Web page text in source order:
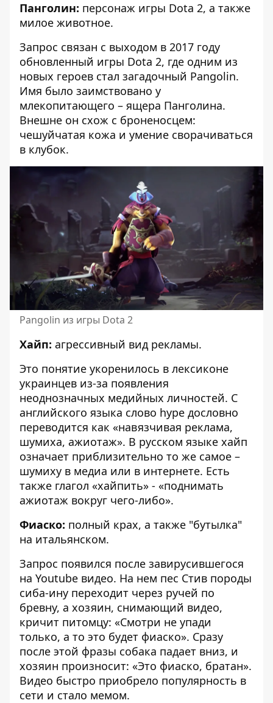
Панголин: персонаж игры Dota 2, а также
милое животное.
Запрос связан с выходом в 2017 году
обновленный игры Dota 2, где одним из
новых героев стал загадочный Pangolin.
Имя было заимствовано у
млекопитающего – ящера Панголина.
Внешне он схож с броненосцем:
чешуйчатая кожа и умение сворачиваться
в клубок.
Pangolin из игры Dota 2
Хайп: агрессивный вид рекламы.
Это понятие укоренилось в лексиконе
украинцев из-за появления
неоднозначных медийных личностей. С
английского языка слово hype дословно
переводится как «навязчивая реклама,
шумиха, ажиотаж». В русском языке хайп
означает приблизительно то же самое –
шумиху в медиа или в интернете. Есть
также глагол «хайпить» - «поднимать
ажиотаж вокруг чего-либо».
Фиаско: полный крах, а также "бутылка"
на итальянском.
Запрос появился после завирусившегося
на Youtube видео. На нем пес Стив породы
сиба-ину переходит через ручей по
бревну, а хозяин, снимающий видео,
кричит питомцу: «Смотри не упади
только, а то это будет фиаско». Сразу
после этой фразы собака падает вниз, и
хозяин произносит: «Это фиаско, братан».
Видео быстро приобрело популярность в
сети и стало мемом.